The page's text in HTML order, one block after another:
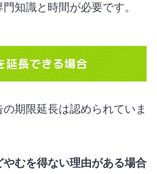
知識と時間が必要です。
延長できる場合
期限延長は認められていま
やむを得ない理由がある場合